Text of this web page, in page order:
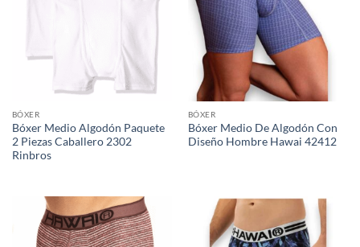
BÓXER
Bóxer Medio Algodón Paquete
2 Piezas Caballero 2302
Rinbros
BÓXER
Bóxer Medio De Algodón Con
Diseño Hombre Hawai 42412